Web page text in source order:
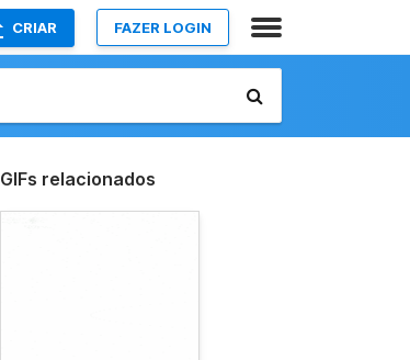
CRIAR FAZER LOGIN
GIFs relacionados